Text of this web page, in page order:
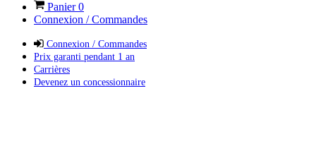
Panier0
Connexion / Commandes
Connexion / Commandes
Prix garanti pendant 1 an
Carrières
Devenez un concessionnaire